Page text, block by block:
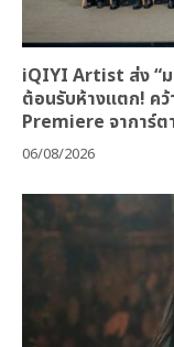
iQIYI Artist ส่ง “
ต้อนรับห้างแตก! ค
Premiere จาการ์ต
06/08/2026